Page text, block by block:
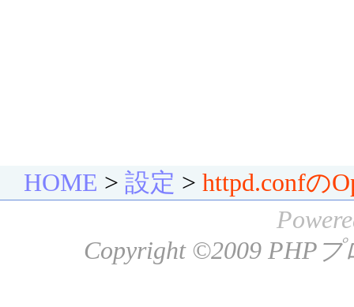
HOME > 設定 > httpd.confの
Copyright ©2009 PHPプ